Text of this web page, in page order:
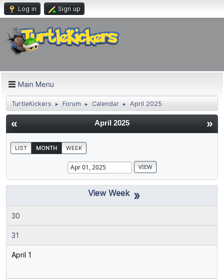
Log in Sign up
Main Menu
TurtleKickers ► Forum ► Calendar ► April 2025
« »
April 2025
LIST MONTH WEEK
»
30
31
April 1